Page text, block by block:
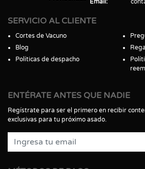
Email
SERVICIO AL CLIENTE
Cortes de Vacuno
Blog
Políticas de despacho
ENTÉRATE ANTES QUE NADIE
Regístrate para ser el primero en recibir
exclusivas para tu próximo asado.